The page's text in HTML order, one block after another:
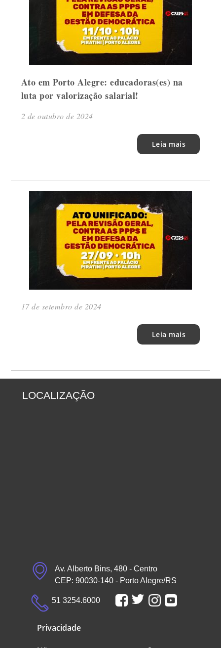
Ato em Porto Alegre: educadoras(es) na
luta por valorização salarial!
2 de outubro de 2024
Leia mais
17 de setembro de 2024
Leia mais
LOCALIZAÇÃO
Av. Alberto Bins, 480 - Centro
CEP: 90030-140 - Porto Alegre/RS
51 3254.6000
Privacidade